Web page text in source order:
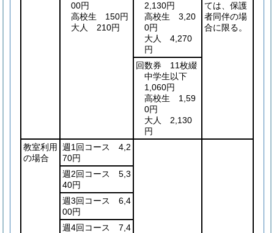
00円
高校生 150円
大人 210円
2,130円
高校生 3,20
0円
大人 4,270
円
ては、保護
者同伴の場
合に限る。
回数券 11枚綴
中学生以下
1,060円
高校生 1,59
0円
大人 2,130
円
教室利用
の場合
週1回コース 4,2
70円
週2回コース 5,3
40円
週3回コース 6,4
00円
週4回コース 7,4